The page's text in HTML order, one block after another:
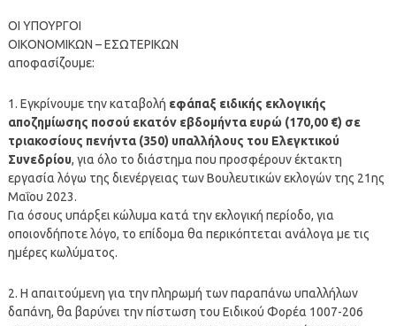
ΟΙ ΥΠΟΥΡΓΟΙ
ΟΙΚΟΝΟΜΙΚΩΝ – ΕΣΩΤΕΡΙΚΩΝ
αποφασίζουμε:
1. Εγκρίνουμε την καταβολή εφάπαξ ειδικής εκλογικής
αποζημίωσης ποσού εκατόν εβδομήντα ευρώ (170,00 €) σε
τριακοσίους πενήντα (350) υπαλλήλους του Ελεγκτικού
Συνεδρίου, για όλο το διάστημα που προσφέρουν έκτακτη
εργασία λόγω της διενέργειας των Βουλευτικών εκλογών της 21ης
Μαΐου 2023.
Για όσους υπάρξει κώλυμα κατά την εκλογική περίοδο, για
οποιονδήποτε λόγο, το επίδομα θα περικόπτεται ανάλογα με τις
ημέρες κωλύματος.
2. Η απαιτούμενη για την πληρωμή των παραπάνω υπαλλήλων
δαπάνη, θα βαρύνει την πίστωση του Ειδικού Φορέα 1007-206